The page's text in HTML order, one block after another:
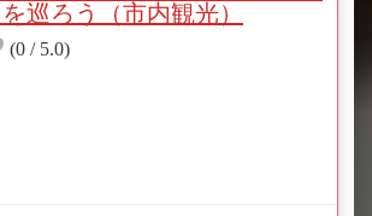
巡ろう（市内観光）
(0 / 5.0)